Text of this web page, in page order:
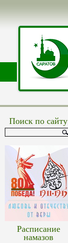
Поиск по сайту
Расписание
намазов